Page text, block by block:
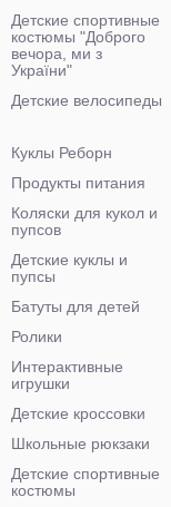
Детские спортивные
костюмы "Доброго
вечора, ми з
України"
Детские велосипеды
Куклы Реборн
Продукты питания
Коляски для кукол и
пупсов
Детские куклы и
пупсы
Батуты для детей
Ролики
Интерактивные
игрушки
Детские кроссовки
Школьные рюкзаки
Детские спортивные
костюмы